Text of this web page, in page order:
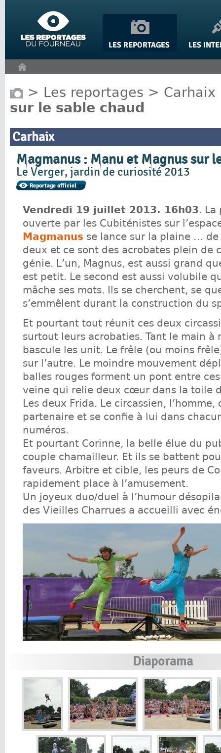
> Les reportages > Carhaix
sur le sable chaud
Carhaix
Magmanus : Manu et Magnus sur
Le Verger, jardin de curiosité 2013
Vendredi 19 juillet 2013. 16h03. La
ouverte par les Cubiténistes sur
Magmanus se lance sur la plaine … de
deux et ce sont des acrobates plein de
génie. L’un, Magnus, est aussi grand
est petit. Le second est aussi volubile
mâche ses mots. Ils se cherchent, se
s’emmêlent durant la construction du
Et pourtant tout réunit ces deux
surtout leurs acrobaties. Tant le main à
bascule les unit. Le frêle (ou moins
sur l’autre. Le moindre mouvement
balles rouges forment un pont entre
veine qui relie deux cœur dans la toile
Les deux Frida. Le circassien, l’homme,
partenaire et se confie à lui dans
numéros.
Et pourtant Corinne, la belle élue du
couple chamailleur. Et ils se battent
faveurs. Arbitre et cible, les peurs de
rapidement place à l’amusement.
Un joyeux duo/duel à l’humour
des Vieilles Charrues a accueilli avec
Diaporama